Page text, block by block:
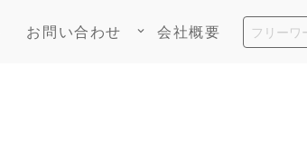
お問い合わせ keyboard_arrow_down 会社概要